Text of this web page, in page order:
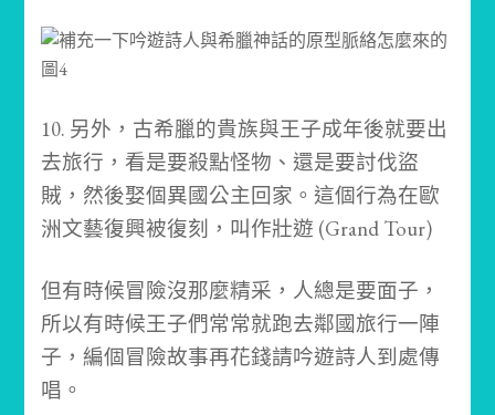
10. 另外，古希臘的貴族與王子成年後就要出
去旅行，看是要殺點怪物、還是要討伐盜
賊，然後娶個異國公主回家。這個行為在歐
洲文藝復興被復刻，叫作壯遊 (Grand Tour)
但有時候冒險沒那麼精采，人總是要面子，
所以有時候王子們常常就跑去鄰國旅行一陣
子，編個冒險故事再花錢請吟遊詩人到處傳
唱。